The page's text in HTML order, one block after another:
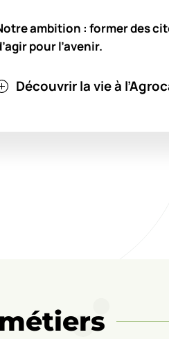
ambition : former des
pour l’avenir.
Découvrir la vie à